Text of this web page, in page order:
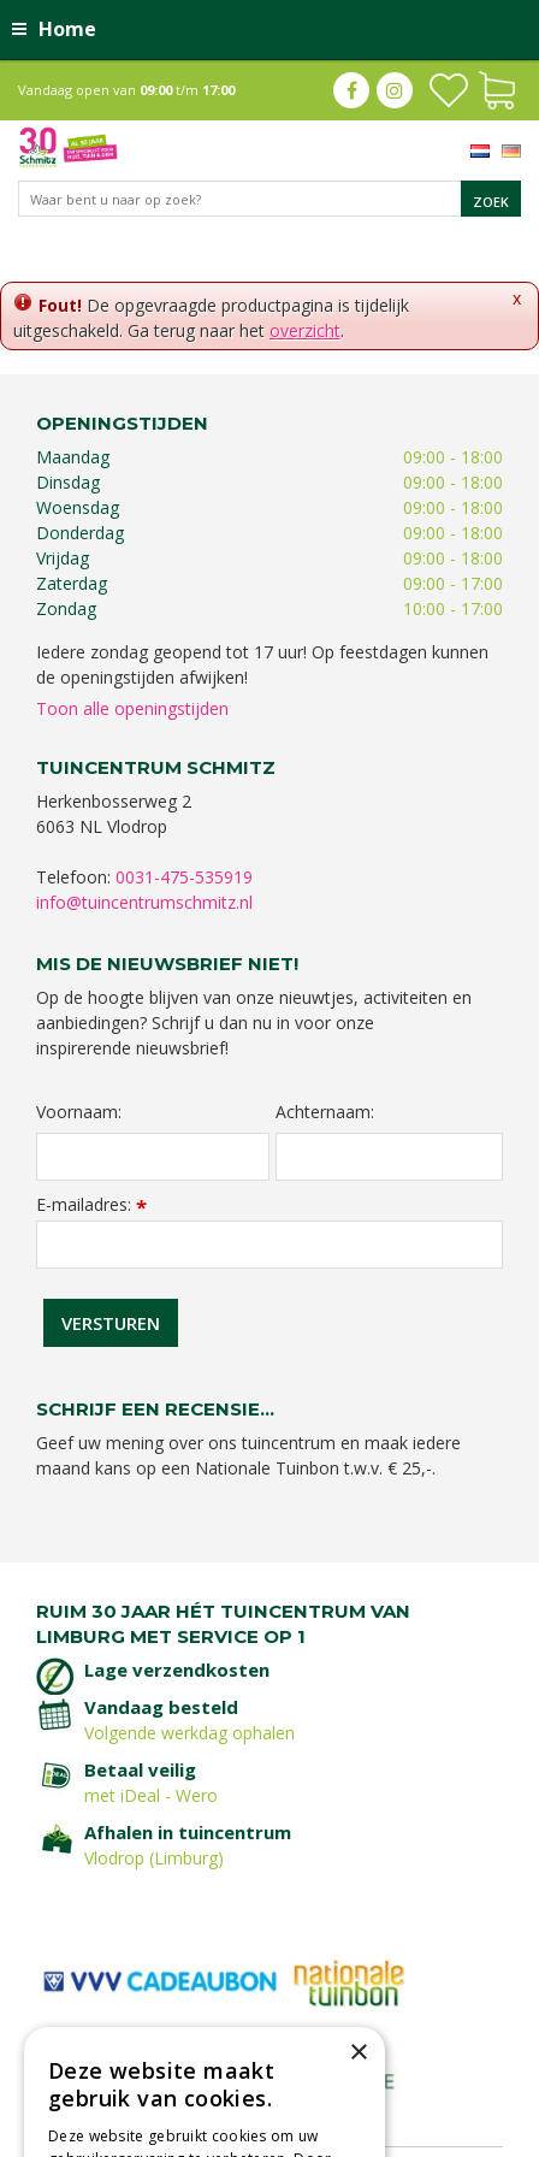
Home
Vandaag open van 09:00t/m 17:00
x
Fout! De opgevraagde productpagina is tijdelijk
uitgeschakeld. Ga terug naar het overzicht.
OPENINGSTIJDEN
Maandag
09:00 - 18:00
Dinsdag
09:00 - 18:00
Woensdag
09:00 - 18:00
Donderdag
09:00 - 18:00
Vrijdag
09:00 - 18:00
Zaterdag
09:00 - 17:00
Zondag
10:00 - 17:00
Iedere zondag geopend tot 17 uur! Op feestdagen kunnen
de openingstijden afwijken!
Toon alle openingstijden
TUINCENTRUM SCHMITZ
Herkenbosserweg 2
6063 NL Vlodrop
Telefoon: 0031-475-535919
info@tuincentrumschmitz.nl
MIS DE NIEUWSBRIEF NIET!
Op de hoogte blijven van onze nieuwtjes, activiteiten en
aanbiedingen? Schrijf u dan nu in voor onze
inspirerende nieuwsbrief!
Voornaam: Achternaam:
E-mailadres: *
SCHRIJF EEN RECENSIE...
Geef uw mening over ons tuincentrum en maak iedere
maand kans op een Nationale Tuinbon t.w.v. € 25,-.
RUIM 30 JAAR HÉT TUINCENTRUM VAN
LIMBURG MET SERVICE OP 1
Lage verzendkosten
Vandaag besteld
Volgende werkdag ophalen
Betaal veilig
met iDeal - Wero
Afhalen in tuincentrum
Vlodrop (Limburg)
×
Deze website maakt
gebruik van cookies.
Deze website gebruikt cookies om uw